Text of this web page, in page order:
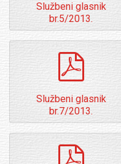
Službeni glasnik
br.5/2013.
Službeni glasnik
br.7/2013.